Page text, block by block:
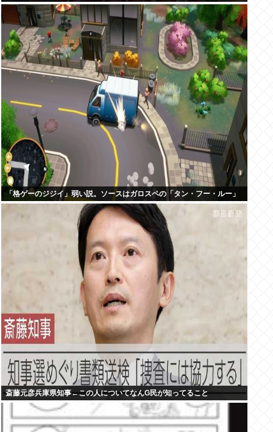
「格ゲーのジジイ」弱い説。ソースはガロスペの「タン・フー・ルー」
斎藤元彦兵庫県知事←この人についてなんG民が知ってること